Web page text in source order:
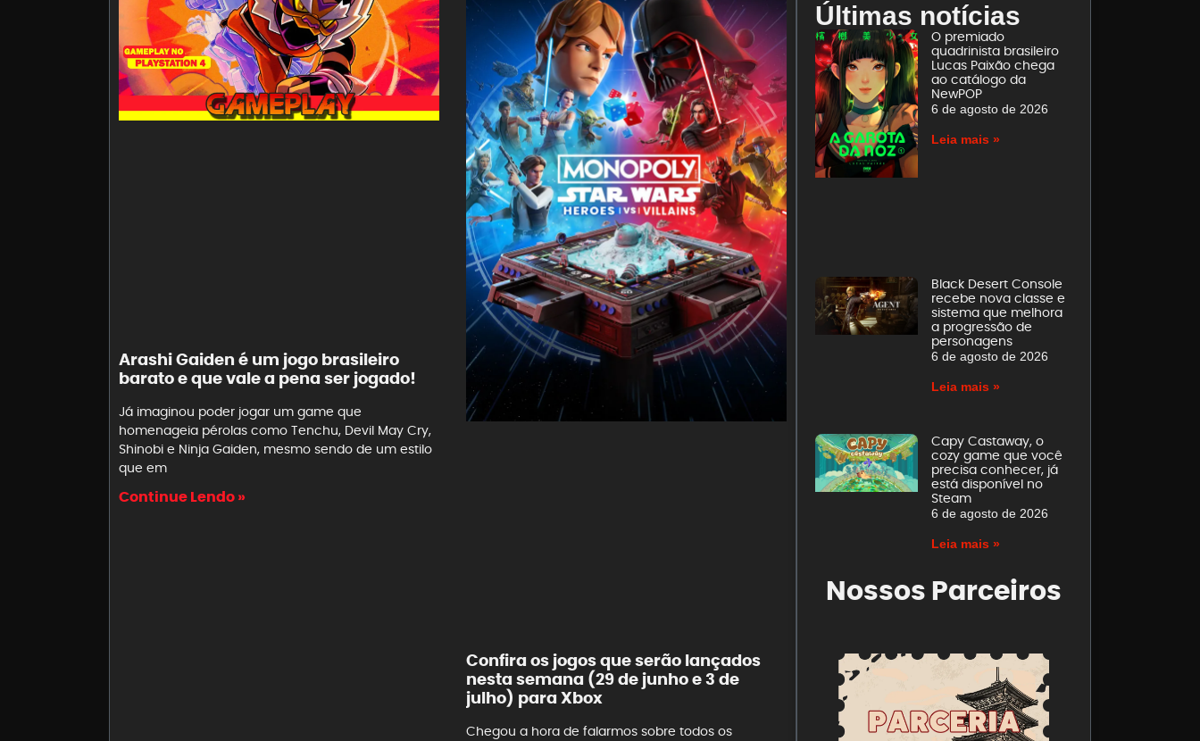
Arashi Gaiden é um jogo brasileiro
barato e que vale a pena ser jogado!
Já imaginou poder jogar um game que
homenageia pérolas como Tenchu, Devil May Cry,
Shinobi e Ninja Gaiden, mesmo sendo de um estilo
que em
Continue Lendo »
Confira os jogos que serão lançados
nesta semana (29 de junho e 3 de
julho) para Xbox
Chegou a hora de falarmos sobre todos os
Últimas notícias
O premiado
quadrinista brasileiro
Lucas Paixão chega
ao catálogo da
NewPOP
6 de agosto de 2026
Leia mais »
Black Desert Console
recebe nova classe e
sistema que melhora
a progressão de
personagens
6 de agosto de 2026
Leia mais »
Capy Castaway, o
cozy game que você
precisa conhecer, já
está disponível no
Steam
6 de agosto de 2026
Leia mais »
Nossos Parceiros